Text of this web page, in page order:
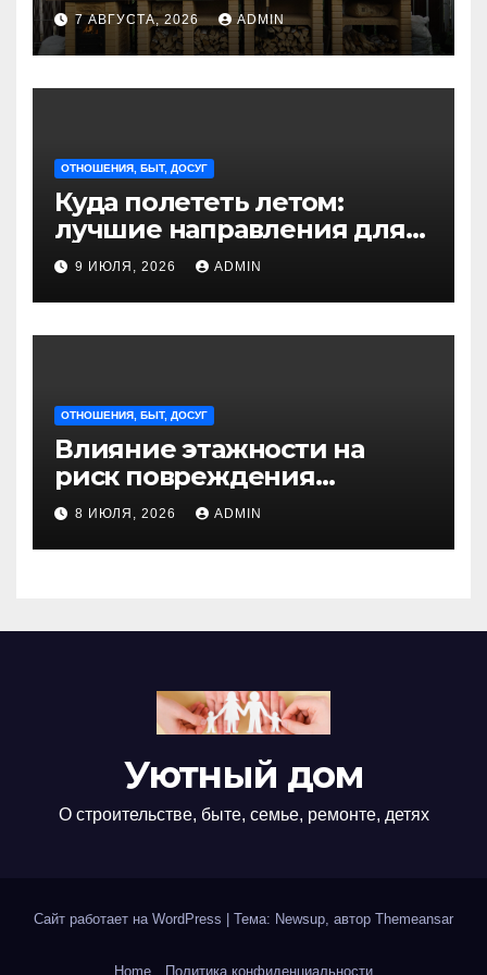
идеальное решение для
отдыха на природе
7 АВГУСТА, 2026 ADMIN
ОТНОШЕНИЯ, БЫТ, ДОСУГ
Куда полететь летом:
лучшие направления для
отдыха из Санкт-
Петербурга
9 ИЮЛЯ, 2026 ADMIN
ОТНОШЕНИЯ, БЫТ, ДОСУГ
Влияние этажности на
риск повреждения
недвижимости
8 ИЮЛЯ, 2026 ADMIN
Уютный дом
О строительстве, быте, семье, ремонте, детях
Сайт работает на WordPress | Тема: Newsup, автор Themeansar
Home Политика конфиденциальности